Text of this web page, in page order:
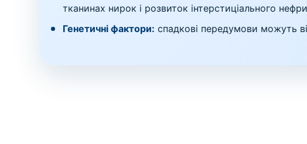
тканинах нирок і розвиток інтерстиціального
Генетичні фактори: спадкові передумови можуть